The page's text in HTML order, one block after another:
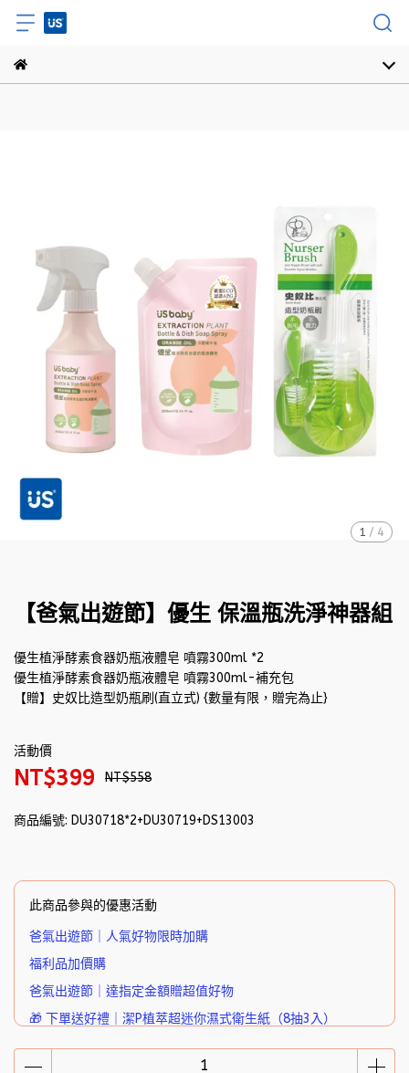
1 / 4
【爸氣出遊節】優生 保溫瓶洗淨神器組
優生植淨酵素食器奶瓶液體皂 噴霧300ml *2
優生植淨酵素食器奶瓶液體皂 噴霧300ml-補充包
【贈】史奴比造型奶瓶刷(直立式) {數量有限，贈完為止}
活動價
NT$399 NT$558
商品編號: DU30718*2+DU30719+DS13003
此商品參與的優惠活動
爸氣出遊節｜人氣好物限時加購
福利品加價購
爸氣出遊節｜達指定金額贈超值好物
🎁 下單送好禮｜潔P植萃超迷你濕式衛生紙（8抽3入）